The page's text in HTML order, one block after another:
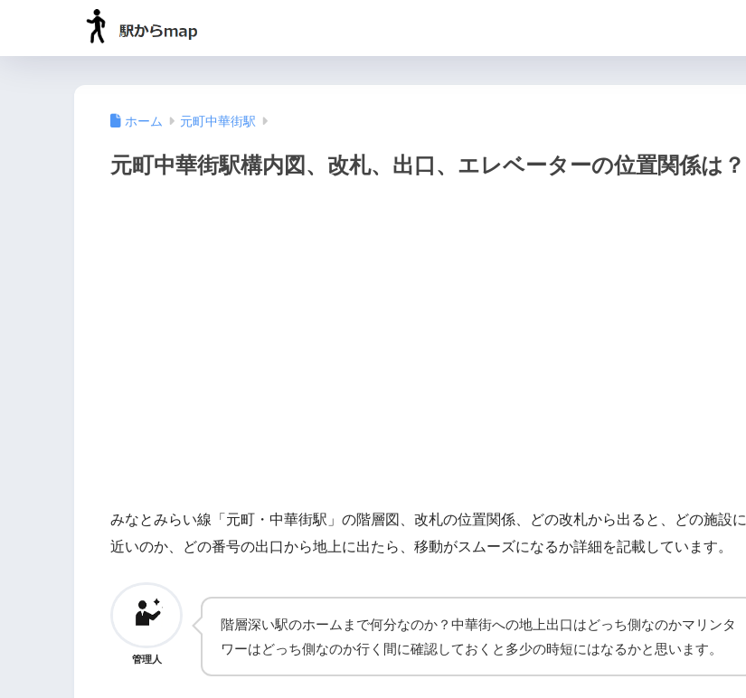
ホーム 元町中華街駅
元町中華街駅構内図、改札、出口、エレベーターの位置関係は？
みなとみらい線「元町・中華街駅」の階層図、改札の位置関係、どの改札から出ると、どの施設に
近いのか、どの番号の出口から地上に出たら、移動がスムーズになるか詳細を記載しています。
管理人
階層深い駅のホームまで何分なのか？中華街への地上出口はどっち側なのかマリンタ
ワーはどっち側なのか行く間に確認しておくと多少の時短にはなるかと思います。